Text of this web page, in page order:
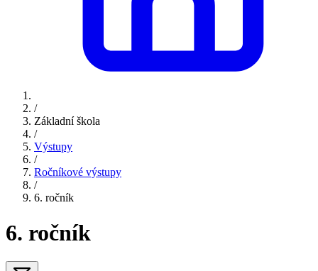
/
Základní škola
/
Výstupy
/
Ročníkové výstupy
/
6. ročník
6. ročník